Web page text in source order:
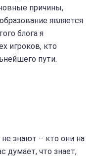
причины,
является
блога я
игроков, кто
пути.
знают – кто они на
думает, что знает,